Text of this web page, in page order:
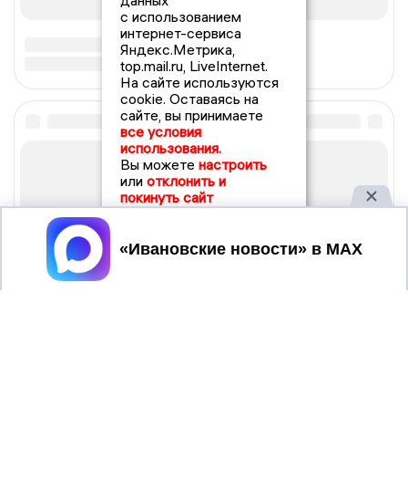
с использованием
интернет-сервиса
Яндекс.Метрика,
top.mail.ru, LiveInternet.
На сайте используются
cookie. Оставаясь на
сайте, вы принимаете
все условия
использования.
Вы можете настроить
или отклонить и
покинуть сайт
Принять